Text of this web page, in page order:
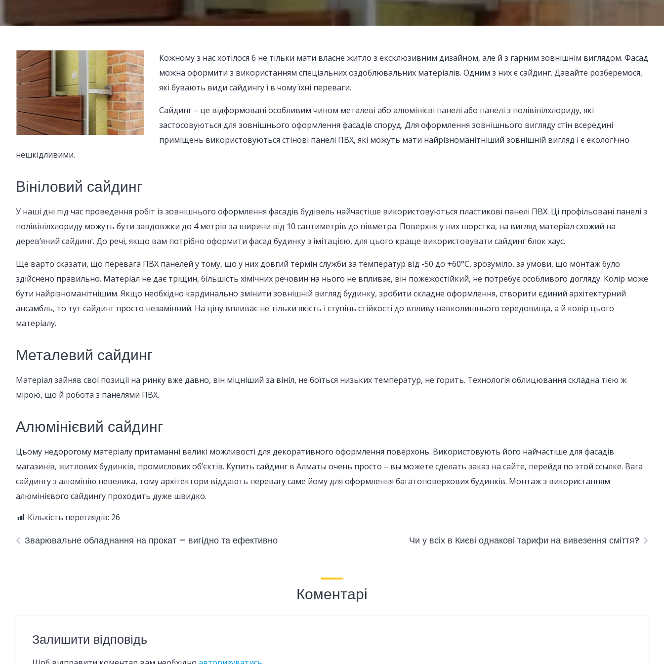
Кожному з нас хотілося б не тільки мати власне житло з ексклюзивним дизайном, але й з гарним зовнішнім виглядом. Фасад
можна оформити з використанням спеціальних оздоблювальних матеріалів. Одним з них є сайдинг. Давайте розберемося,
які бувають види сайдингу і в чому їхні переваги.
Сайдинг – це відформовані особливим чином металеві або алюмінієві панелі або панелі з полівінілхлориду, які
застосовуються для зовнішнього оформлення фасадів споруд. Для оформлення зовнішнього вигляду стін всередині
приміщень використовуються стінові панелі ПВХ, які можуть мати найрізноманітніший зовнішній вигляд і є екологічно
нешкідливими.
Вініловий сайдинг
У наші дні під час проведення робіт із зовнішнього оформлення фасадів будівель найчастіше використовуються пластикові панелі ПВХ. Ці профільовані панелі з
полівінілхлориду можуть бути завдовжки до 4 метрів за ширини від 10 сантиметрів до півметра. Поверхня у них шорстка, на вигляд матеріал схожий на
дерев’яний сайдинг. До речі, якщо вам потрібно оформити фасад будинку з імітацією, для цього краще використовувати сайдинг блок хаус.
Ще варто сказати, що перевага ПВХ панелей у тому, що у них довгий термін служби за температур від -50 до +60°С, зрозуміло, за умови, що монтаж було
здійснено правильно. Матеріал не дає тріщин, більшість хімічних речовин на нього не впливає, він пожежостійкий, не потребує особливого догляду. Колір може
бути найрізноманітнішим. Якщо необхідно кардинально змінити зовнішній вигляд будинку, зробити складне оформлення, створити єдиний архітектурний
ансамбль, то тут сайдинг просто незамінний. На ціну впливає не тільки якість і ступінь стійкості до впливу навколишнього середовища, а й колір цього
матеріалу.
Металевий сайдинг
Матеріал зайняв свої позиції на ринку вже давно, він міцніший за вініл, не боїться низьких температур, не горить. Технологія облицювання складна тією ж
мірою, що й робота з панелями ПВХ.
Алюмінієвий сайдинг
Цьому недорогому матеріалу притаманні великі можливості для декоративного оформлення поверхонь. Використовують його найчастіше для фасадів
магазинів, житлових будинків, промислових об’єктів. Купить сайдинг в Алматы очень просто – вы можете сделать заказ на сайте, перейдя по этой ссылке. Вага
сайдингу з алюмінію невелика, тому архітектори віддають перевагу саме йому для оформлення багатоповерхових будинків. Монтаж з використанням
алюмінієвого сайдингу проходить дуже швидко.
Кількість переглядів: 26
Зварювальне обладнання на прокат – вигідно та ефективно Чи у всіх в Києві однакові тарифи на вивезення сміття?
Коментарі
Залишити відповідь